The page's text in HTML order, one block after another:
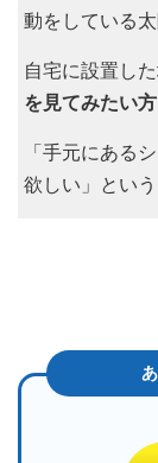
動をしている
自宅に設置し
を見てみたい
「手元にある
欲しい」とい